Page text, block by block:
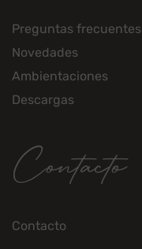
Preguntas frecuentes
Novedades
Ambientaciones
Descargas
Contacto
Contacto